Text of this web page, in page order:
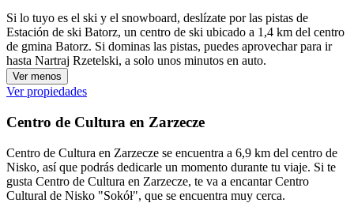
Si lo tuyo es el ski y el snowboard, deslízate por las pistas de
Estación de ski Batorz, un centro de ski ubicado a 1,4 km del centro
de gmina Batorz. Si dominas las pistas, puedes aprovechar para ir
hasta Nartraj Rzetelski, a solo unos minutos en auto.
Ver menos
Ver propiedades
Centro de Cultura en Zarzecze
Centro de Cultura en Zarzecze se encuentra a 6,9 km del centro de
Nisko, así que podrás dedicarle un momento durante tu viaje. Si te
gusta Centro de Cultura en Zarzecze, te va a encantar Centro
Cultural de Nisko "Sokół", que se encuentra muy cerca.